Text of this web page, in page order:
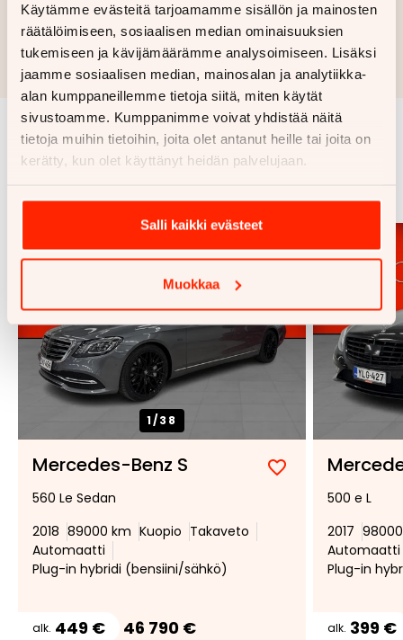
Käytämme evästeitä tarjoamamme sisällön ja mainosten
räätälöimiseen, sosiaalisen median ominaisuuksien
tukemiseen ja kävijämäärämme analysoimiseen. Lisäksi
jaamme sosiaalisen median, mainosalan ja analytiikka-
alan kumppaneillemme tietoja siitä, miten käytät
sivustoamme. Kumppanimme voivat yhdistää näitä
tietoja muihin tietoihin, joita olet antanut heille tai joita on
kerätty, kun olet käyttänyt heidän palvelujaan.
Salli kaikki evästeet
Muokkaa
Hae rahoitustarjous
Rahoituslaskelma on suuntaa antava ja edellyttää hyväksytyn
luottopäätöksen ja kaskovakuutuksen.
Samankaltaisia ajoneuvoja
1/38
Mercedes-Benz S
Lisää
suosikiksi
Poista
suosikeista
560 Le Sedan
2018 89000 km Kuopio Takaveto
Automaatti
Plug-in hybridi (bensiini/sähkö)
alk. 449 € 46 790 €
500 e L
2017
Automaatti
Plug-in
alk. 399 €